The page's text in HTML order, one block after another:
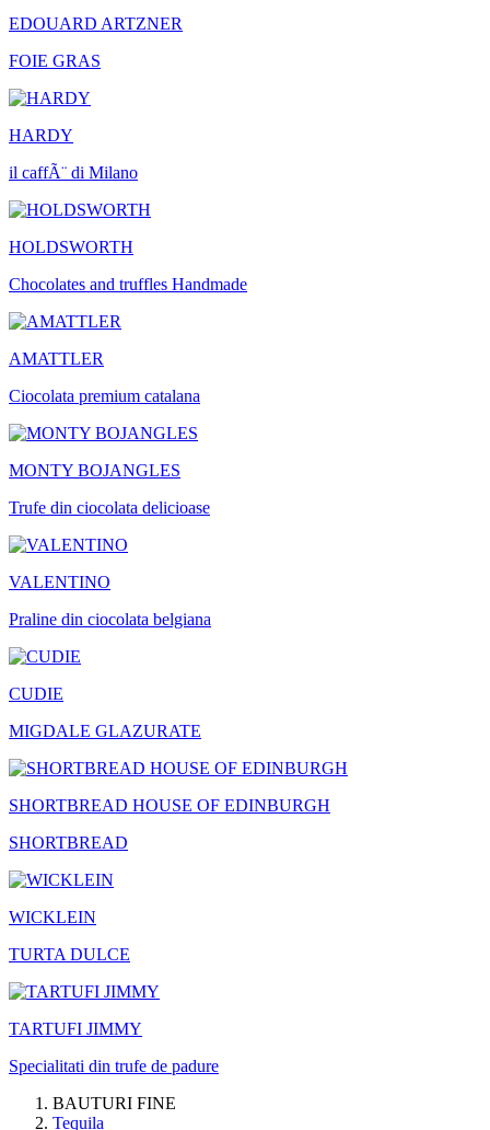
EDOUARD ARTZNER
FOIE GRAS
HARDY
il caffÃ¨ di Milano
HOLDSWORTH
Chocolates and truffles Handmade
AMATTLER
Ciocolata premium catalana
MONTY BOJANGLES
Trufe din ciocolata delicioase
VALENTINO
Praline din ciocolata belgiana
CUDIE
MIGDALE GLAZURATE
SHORTBREAD HOUSE OF EDINBURGH
SHORTBREAD
WICKLEIN
TURTA DULCE
TARTUFI JIMMY
Specialitati din trufe de padure
BAUTURI FINE
Tequila